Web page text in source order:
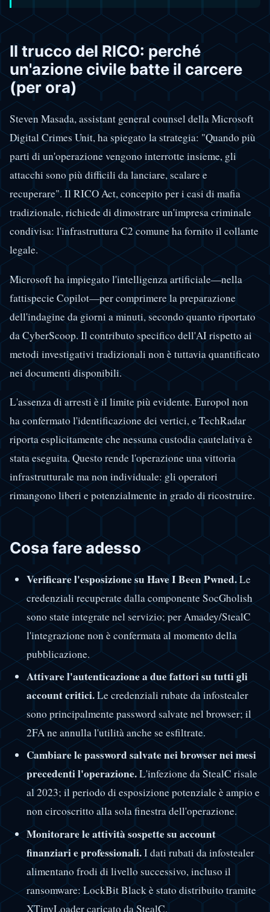
Il trucco del RICO: perché
un'azione civile batte il carcere
(per ora)
Steven Masada, assistant general counsel della Microsoft
Digital Crimes Unit, ha spiegato la strategia: "Quando più
parti di un'operazione vengono interrotte insieme, gli
attacchi sono più difficili da lanciare, scalare e
recuperare". Il RICO Act, concepito per i casi di mafia
tradizionale, richiede di dimostrare un'impresa criminale
condivisa: l'infrastruttura C2 comune ha fornito il collante
legale.
Microsoft ha impiegato l'intelligenza artificiale—nella
fattispecie Copilot—per comprimere la preparazione
dell'indagine da giorni a minuti, secondo quanto riportato
da CyberScoop. Il contributo specifico dell'AI rispetto ai
metodi investigativi tradizionali non è tuttavia quantificato
nei documenti disponibili.
L'assenza di arresti è il limite più evidente. Europol non
ha confermato l'identificazione dei vertici, e TechRadar
riporta esplicitamente che nessuna custodia cautelativa è
stata eseguita. Questo rende l'operazione una vittoria
infrastrutturale ma non individuale: gli operatori
rimangono liberi e potenzialmente in grado di ricostruire.
Cosa fare adesso
Verificare l'esposizione su Have I Been Pwned.Le
credenziali recuperate dalla componente SocGholish
sono state integrate nel servizio; per Amadey/StealC
l'integrazione non è confermata al momento della
pubblicazione.
Attivare l'autenticazione a due fattori su tutti gli
account critici.Le credenziali rubate da infostealer
sono principalmente password salvate nel browser; il
2FA ne annulla l'utilità anche se esfiltrate.
Cambiare le password salvate nei browser nei mesi
precedenti l'operazione.L'infezione da StealC risale
al 2023; il periodo di esposizione potenziale è ampio e
non circoscritto alla sola finestra dell'operazione.
Monitorare le attività sospette su account
finanziari e professionali.I dati rubati da infostealer
alimentano frodi di livello successivo, incluso il
ransomware: LockBit Black è stato distribuito tramite
XTinyLoader caricato da StealC.